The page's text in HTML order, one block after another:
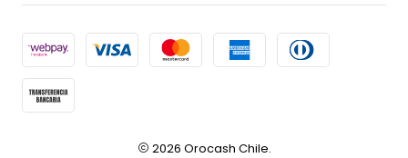
2026 Orocash Chile.